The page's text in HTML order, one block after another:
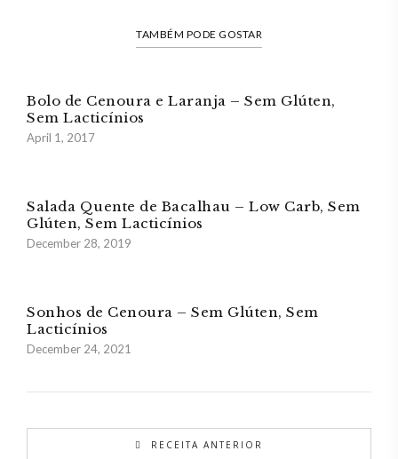
TAMBÉM PODE GOSTAR
Bolo de Cenoura e Laranja – Sem Glúten,
Sem Lacticínios
April 1, 2017
Salada Quente de Bacalhau – Low Carb, Sem
Glúten, Sem Lacticínios
December 28, 2019
Sonhos de Cenoura – Sem Glúten, Sem
Lacticínios
December 24, 2021
RECEITA ANTERIOR